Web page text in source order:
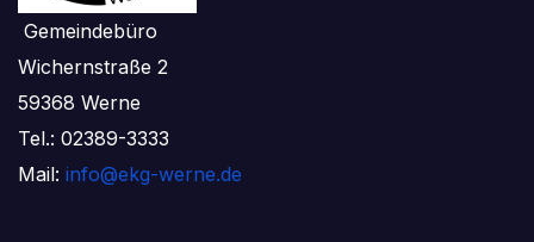
Gemeindebüro
Wichernstraße 2
59368 Werne
Tel.: 02389-3333
Mail: info@ekg-werne.de